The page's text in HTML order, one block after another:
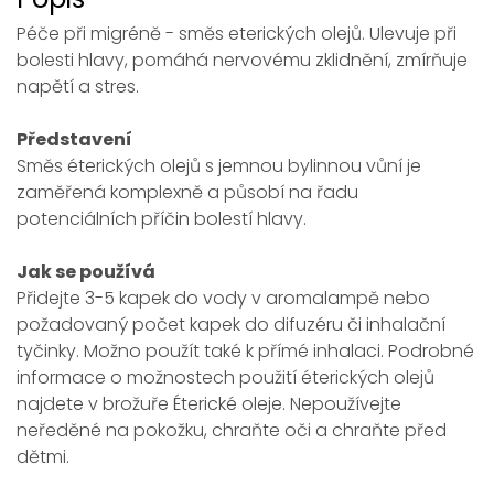
Péče při migréně - směs eterických olejů. Ulevuje při
bolesti hlavy, pomáhá nervovému zklidnění, zmírňuje
napětí a stres.
Představení
Směs éterických olejů s jemnou bylinnou vůní je
zaměřená komplexně a působí na řadu
potenciálních příčin bolestí hlavy.
Jak se používá
Přidejte 3-5 kapek do vody v aromalampě nebo
požadovaný počet kapek do difuzéru či inhalační
tyčinky. Možno použít také k přímé inhalaci. Podrobné
informace o možnostech použití éterických olejů
najdete v brožuře Éterické oleje. Nepoužívejte
neředěné na pokožku, chraňte oči a chraňte před
dětmi.